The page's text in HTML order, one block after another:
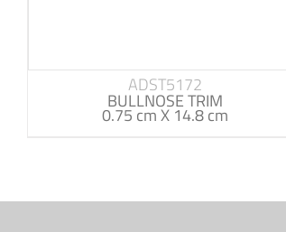
ADST5172
BULLNOSE TRIM
0.75 cm X 14.8 cm